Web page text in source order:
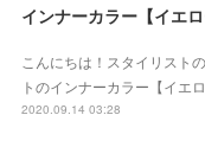
インナーカラー【イエロ
こんにちは！スタイリスト
トのインナーカラー【イエ
2020.09.14 03:28